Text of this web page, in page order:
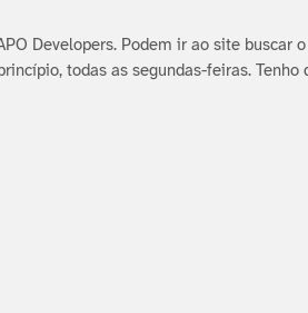
Developers. Podem ir ao site buscar
todas as segundas-feiras. Tenho